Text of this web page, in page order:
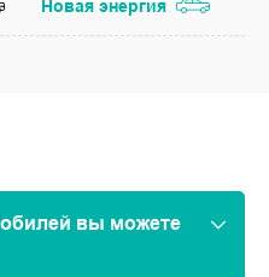
Новая энергия
вы можете